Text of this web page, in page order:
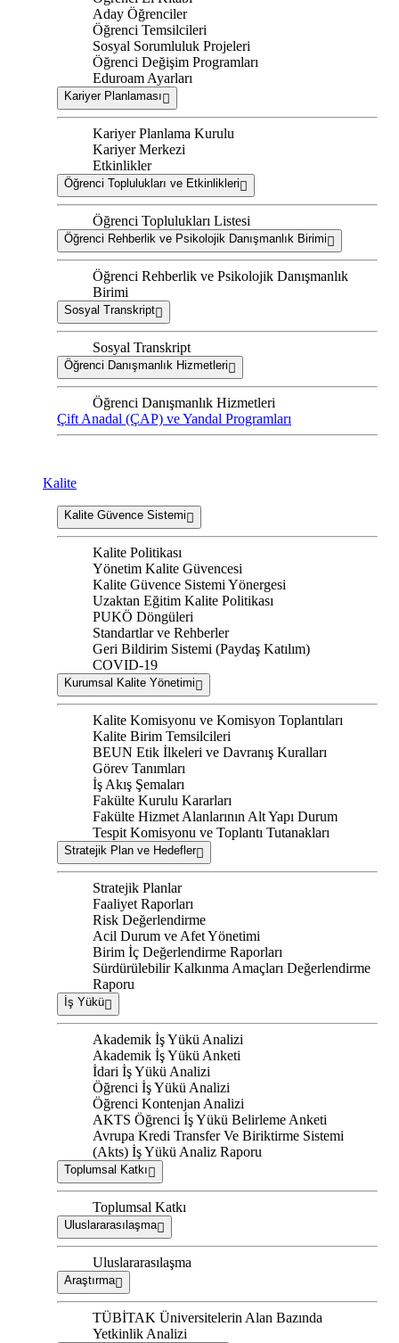
Aday Öğrenciler
Öğrenci Temsilcileri
Sosyal Sorumluluk Projeleri
Öğrenci Değişim Programları
Eduroam Ayarları
Kariyer Planlaması
Kariyer Planlama Kurulu
Kariyer Merkezi
Etkinlikler
Öğrenci Toplulukları ve Etkinlikleri
Öğrenci Toplulukları Listesi
Öğrenci Rehberlik ve Psikolojik Danışmanlık Birimi
Öğrenci Rehberlik ve Psikolojik Danışmanlık
Birimi
Sosyal Transkript
Sosyal Transkript
Öğrenci Danışmanlık Hizmetleri
Öğrenci Danışmanlık Hizmetleri
Çift Anadal (ÇAP) ve Yandal Programları
Kalite
Kalite Güvence Sistemi
Kalite Politikası
Yönetim Kalite Güvencesi
Kalite Güvence Sistemi Yönergesi
Uzaktan Eğitim Kalite Politikası
PUKÖ Döngüleri
Standartlar ve Rehberler
Geri Bildirim Sistemi (Paydaş Katılım)
COVID-19
Kurumsal Kalite Yönetimi
Kalite Komisyonu ve Komisyon Toplantıları
Kalite Birim Temsilcileri
BEUN Etik İlkeleri ve Davranış Kuralları
Görev Tanımları
İş Akış Şemaları
Fakülte Kurulu Kararları
Fakülte Hizmet Alanlarının Alt Yapı Durum
Tespit Komisyonu ve Toplantı Tutanakları
Stratejik Plan ve Hedefler
Stratejik Planlar
Faaliyet Raporları
Risk Değerlendirme
Acil Durum ve Afet Yönetimi
Birim İç Değerlendirme Raporları
Sürdürülebilir Kalkınma Amaçları Değerlendirme
Raporu
İş Yükü
Akademik İş Yükü Analizi
Akademik İş Yükü Anketi
İdari İş Yükü Analizi
Öğrenci İş Yükü Analizi
Öğrenci Kontenjan Analizi
AKTS Öğrenci İş Yükü Belirleme Anketi
Avrupa Kredi Transfer Ve Biriktirme Sistemi
(Akts) İş Yükü Analiz Raporu
Toplumsal Katkı
Toplumsal Katkı
Uluslararasılaşma
Uluslararasılaşma
Araştırma
TÜBİTAK Üniversitelerin Alan Bazında
Yetkinlik Analizi